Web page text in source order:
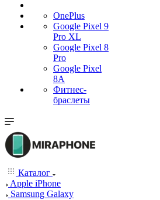
OnePlus
Google Pixel 9
Pro XL
Google Pixel 8
Pro
Google Pixel
8A
Фитнес-
браслеты
Каталог
Apple iPhone
Samsung Galaxy